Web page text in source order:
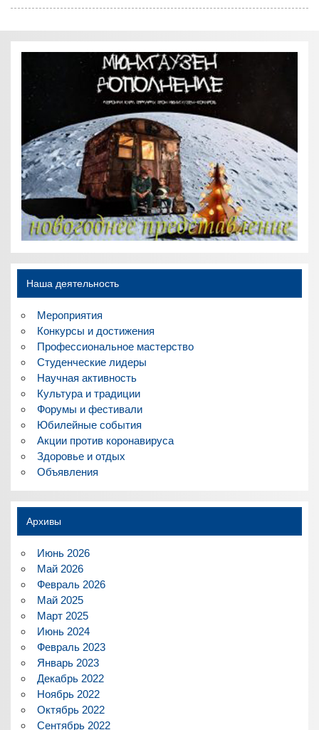
Наша деятельность
Мероприятия
Конкурсы и достижения
Профессиональное мастерство
Студенческие лидеры
Научная активность
Культура и традиции
Форумы и фестивали
Юбилейные события
Акции против коронавируса
Здоровье и отдых
Объявления
Архивы
Июнь 2026
Май 2026
Февраль 2026
Май 2025
Март 2025
Июнь 2024
Февраль 2023
Январь 2023
Декабрь 2022
Ноябрь 2022
Октябрь 2022
Сентябрь 2022